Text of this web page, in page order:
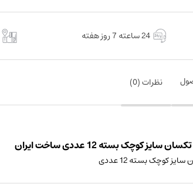
24 ساعته 7 روز هفته
نظرات (0
)
کوچک بسته 12 عددی ساخت ایران
کوچک بسته 12 عددی